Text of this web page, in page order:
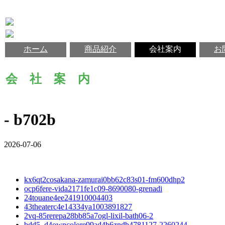
ホーム 商品紹介 会社案内 お
会 社 案 内
- b702b
2026-07-06
kx6qt2cosakana-zamurai0bb62c83s01-fm600dhp2
ocp6fere-vida2171fe1c09-8690080-grenadi
24touane4ee241910004403
43theaterc4e14334ya1003891827
2vq-85rerepa28bb85a7ogl-lixil-bath06-2